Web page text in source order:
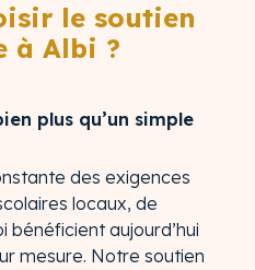
le soutien
à Albi ?
plus qu’un simple
des exigences
locaux, de
aujourd’hui
mesure. Notre soutien